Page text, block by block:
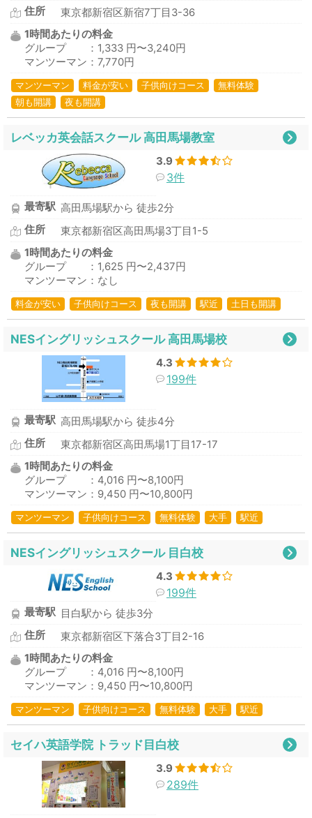
住所
東京都新宿区新宿7丁目3-36
1時間あたりの料金
グループ ：1,333 円〜3,240円
マンツーマン：7,770円
マンツーマン 料金が安い 子供向けコース
無料体験
朝も開講
夜も開講
レベッカ英会話スクール 高田馬場教室
3.9
3件
最寄駅 高田馬場駅から 徒歩2分
住所
東京都新宿区高田馬場3丁目1-5
1時間あたりの料金
グループ ：1,625 円〜2,437円
マンツーマン：なし
料金が安い 子供向けコース 夜も開講 駅近 土日も開講
NESイングリッシュスクール 高田馬場校
4.3
199件
最寄駅 高田馬場駅から 徒歩4分
住所
東京都新宿区高田馬場1丁目17-17
1時間あたりの料金
グループ ：4,016 円〜8,100円
マンツーマン：9,450 円〜10,800円
マンツーマン 子供向けコース 無料体験 大手 駅近
NESイングリッシュスクール 目白校
4.3
199件
最寄駅 目白駅から 徒歩3分
住所
東京都新宿区下落合3丁目2-16
1時間あたりの料金
グループ ：4,016 円〜8,100円
マンツーマン：9,450 円〜10,800円
マンツーマン 子供向けコース 無料体験 大手 駅近
セイハ英語学院 トラッド目白校
3.9
289件